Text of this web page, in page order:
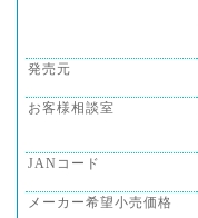
発売元
お客様相談室
JANコード
メーカー希望小売価格